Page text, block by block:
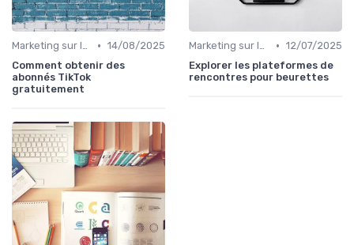
Marketing sur les Réseaux Sociaux • 14/08/2025
Comment obtenir des
abonnés TikTok
gratuitement
Marketing sur les Réseaux Sociaux • 12/07/2025
Explorer les plateformes de
rencontres pour beurettes